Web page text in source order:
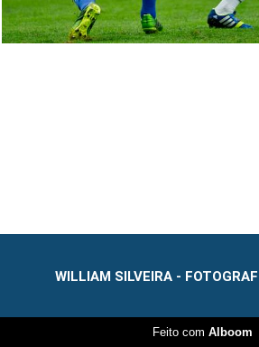
WILLIAM SILVEIRA -
Feito com Alboom